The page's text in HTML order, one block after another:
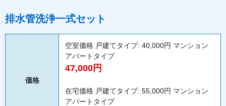
排水管洗浄一式セット
価格
空室価格 戸建てタイプ: 40,000円 マンション
アパートタイプ
47,000円
在宅価格 戸建てタイプ: 55,000円 マンション
アパートタイプ